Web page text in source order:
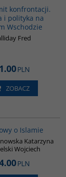
konfrontacji.
i polityka na
Wschodzie
Fred
PLN
ZOBACZ
o Islamie
Katarzyna
Wojciech
PLN